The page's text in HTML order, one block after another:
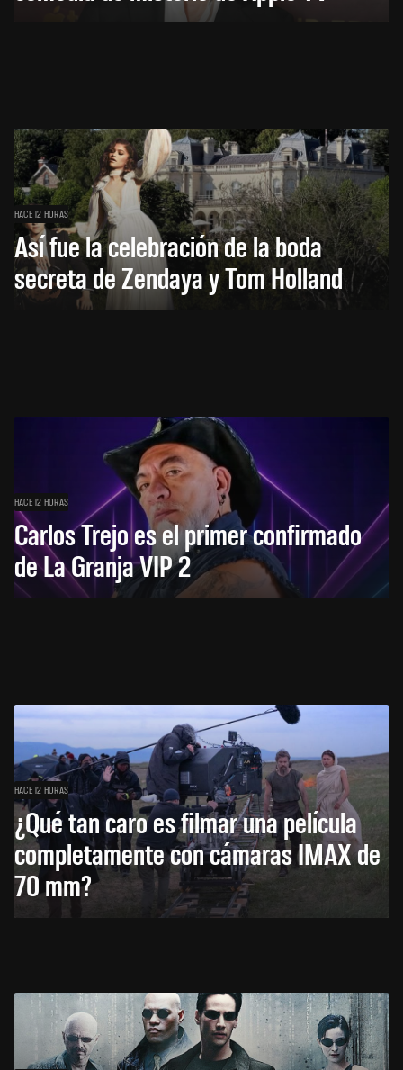
HACE 12 HORAS
Así fue la celebración de la boda
secreta de Zendaya y Tom Holland
HACE 12 HORAS
Carlos Trejo es el primer confirmado
de La Granja VIP 2
HACE 12 HORAS
¿Qué tan caro es filmar una película
completamente con cámaras IMAX de
70 mm?